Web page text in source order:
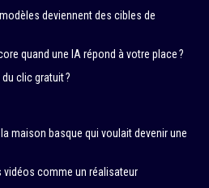
deviennent des cibles de
quand une IA répond à votre place ?
clic gratuit ?
maison basque qui voulait devenir une
vidéos comme un réalisateur